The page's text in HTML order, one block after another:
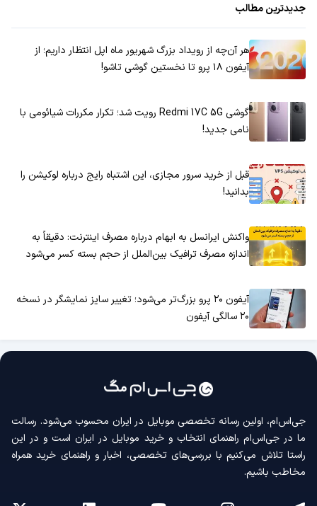
جدیدترین مطالب
هر آن‌چه از رویداد بزرگ شهریور ماه اپل انتظار داریم؛ از
آیفون ۱۸ پرو تا نخستین گوشی تاشو!
گوشی Redmi 17C 5G رویت شد؛ تکرار مکررات شیائومی با
نامی جدید!
قبل از خرید سرور مجازی، این اشتباه رایج درباره لوکیشن را
بدانید!
واکنش ایرانسل به ابهام درباره مصرف اینترنت: دقیقاً به
اندازه مصرف ترافیک بین‌الملل از حجم بسته کسر می‌شود
آیفون ۲۰ پرو بزرگ‌تر می‌شود؛ تغییر سایز نمایشگر در نسخه
۲۰ سالگی آیفون
جی‌اس‌ام، اولین رسانه‌ تخصصی موبایل در ایران محسوب می‌شود. رسالت
ما در جی‌اس‌ام راهنمای انتخاب و خرید موبایل در ایران است و در این
راستا تلاش می‌کنیم با بررسی‌های تخصصی، اخبار و راهنمای خرید همراه
مخاطب باشیم.